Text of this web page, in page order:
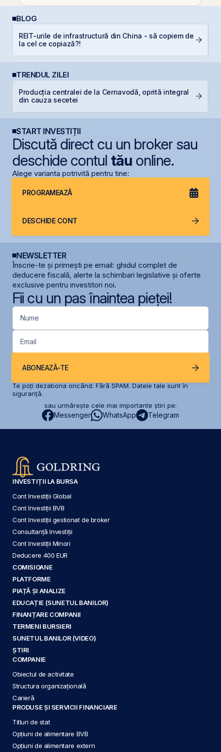
BLOG
REIT-urile de infrastructură din China - să copiem de
la cel ce copiază?!
TRENDUL ZILEI
Producția centralei de la Cernavodă, oprită integral
din cauza secetei
START INVESTIȚII
Discută direct cu un broker sau
deschide contul tăuonline.
Alege varianta potrivită pentru tine:
PROGRAMEAZĂ
DESCHIDE CONT
NEWSLETTER
Înscrie-te și primești pe email: ghidul complet de
deducere fiscală, alerte la schimbari legislative și oferte
exclusive pentru investitori noi.
Fii cu un pas înaintea pieței!
Nume
Email
ABONEAZĂ-TE
Te poți dezabona oricând. Fără SPAM. Datele tale sunt în
siguranță.
sau urmărește cele mai importante știri pe:
Messenger WhatsApp Telegram
INVESTIȚII LA BURSA
Cont Investiții Global
Cont Investiții BVB
Cont Investiții gestionat de broker
Consultanță Investiții
Cont Investiții Minori
Deducere 400 EUR
COMISIOANE
PLATFORME
PIAȚĂ ȘI ANALIZE
EDUCAȚIE (SUNETUL BANILOR)
FINANȚARE COMPANII
TERMENI BURSIERI
SUNETUL BANILOR (VIDEO)
ȘTIRI
COMPANIE
Obiectul de activitate
Structura organizațională
Carieră
PRODUSE ȘI SERVICII FINANCIARE
Titluri de stat
Opțiuni de alimentare BVB
Opțiuni de alimentare extern